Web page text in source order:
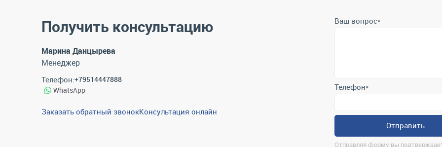
Получить консультацию
Марина Данцырева
Менеджер
Телефон:+79514447888
WhatsApp
Заказать обратный звонокКонсультация онлайн
Ваш вопрос*